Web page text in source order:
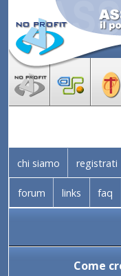
chi siamo registrati
forum links faq
Come